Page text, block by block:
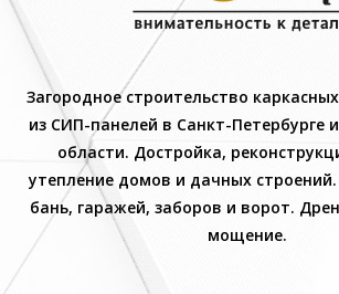
Загородное строительство
из СИП-панелей в Санкт-Петербурге
области. Достройка,
утепление домов и дачных
бань, гаражей, заборов и ворот.
мощение.